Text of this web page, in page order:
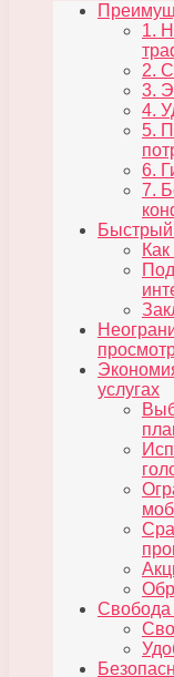
1.
2.
3.
4.
5.
6.
7.
Быстрый
услугах
Свобода